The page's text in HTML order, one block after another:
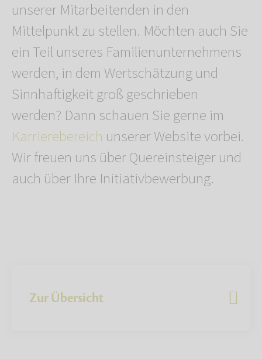
unserer Mitarbeitenden in den
Mittelpunkt zu stellen. Möchten auch Sie
ein Teil unseres Familienunternehmens
werden, in dem Wertschätzung und
Sinnhaftigkeit groß geschrieben
werden? Dann schauen Sie gerne im
Karrierebereich unserer Website vorbei.
Wir freuen uns über Quereinsteiger und
auch über Ihre Initiativbewerbung.
Zur Übersicht